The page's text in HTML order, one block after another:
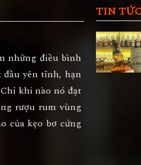
những điều bình
đầu yên tĩnh, hạn
khi nào nó đạt
rượu rum vùng
của kẹo bơ cứng
TIN